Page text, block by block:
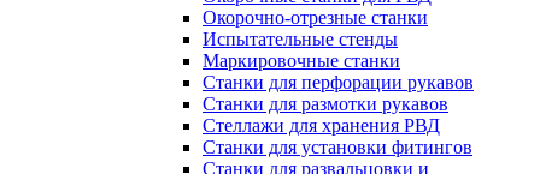
Окорочно-отрезные станки
Испытательные стенды
Маркировочные станки
Станки для перфорации рукавов
Станки для размотки рукавов
Стеллажи для хранения РВД
Станки для установки фитингов
Станки для развальцовки и